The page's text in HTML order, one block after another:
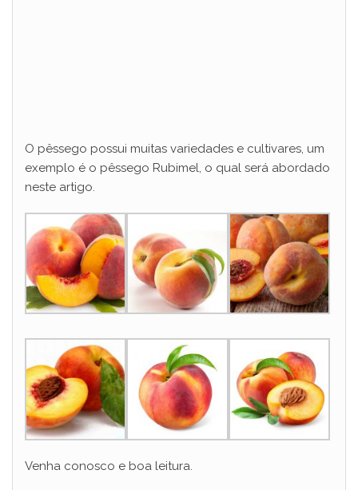
O pêssego possui muitas variedades e cultivares, um
exemplo é o pêssego Rubimel, o qual será abordado
neste artigo.
Venha conosco e boa leitura.